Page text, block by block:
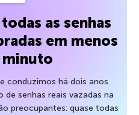
as senhas
em menos
minuto
conduzimos há dois anos
senhas reais vazadas na
preocupantes: quase todas